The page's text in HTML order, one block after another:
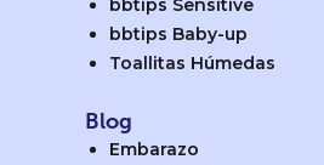
bbtips Baby-up
Toallitas Húmedas
Blog
Embarazo